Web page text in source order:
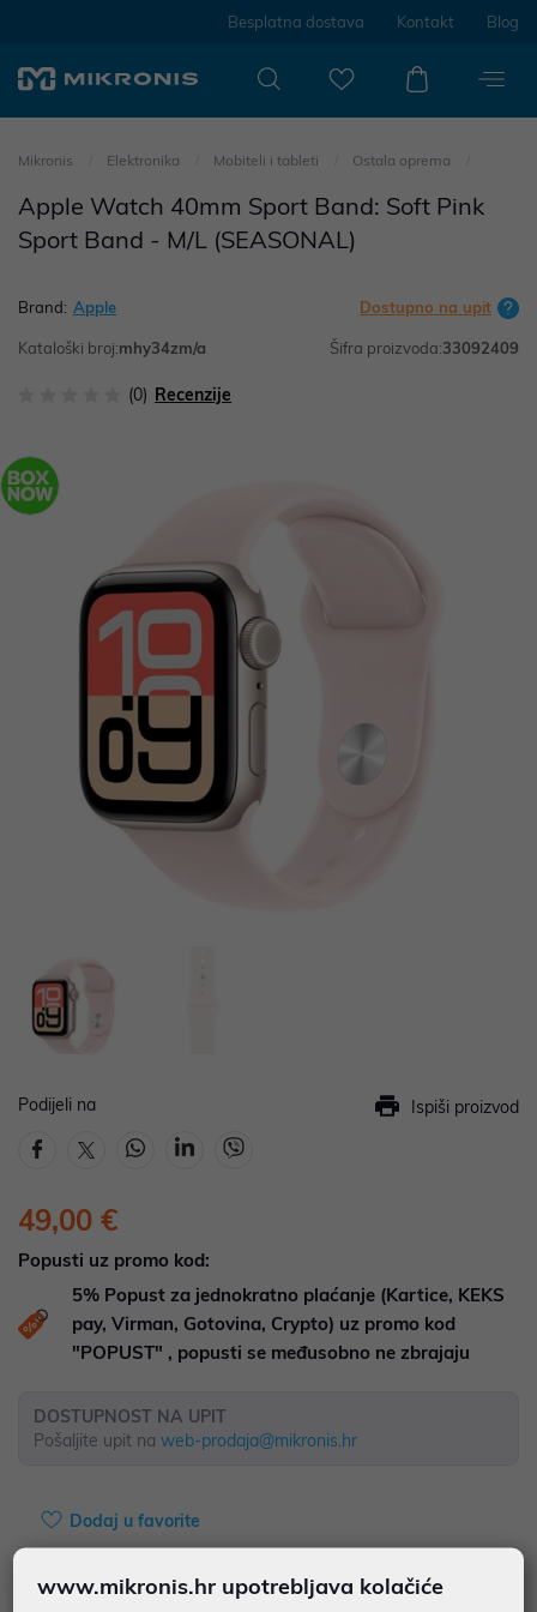
Besplatna dostava Kontakt Blog
Mikronis Elektronika Mobiteli i tableti Ostala oprema
Apple Watch 40mm Sport Band: Soft Pink
Sport Band - M/L (SEASONAL)
Brand: Apple Dostupno na upit
Kataloški broj:mhy34zm/a Šifra proizvoda:33092409
(0) Recenzije
Podijeli na Ispiši proizvod
49,00 €
Popusti uz promo kod:
5% Popust za jednokratno plaćanje (Kartice, KEKS
pay, Virman, Gotovina, Crypto) uz promo kod
"POPUST" , popusti se međusobno ne zbrajaju
DOSTUPNOST NA UPIT
Pošaljite upit na web-prodaja@mikronis.hr
Dodaj u favorite
www.mikronis.hr upotrebljava kolačiće